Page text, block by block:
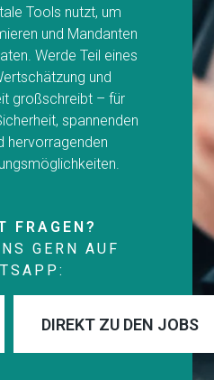
Tools nutzt, um
und Mandanten
Werde Teil eines
und
großschreibt – für
spannenden
hervorragenden
FRAGEN?
GERN AUF
DIREKT ZU DEN JOBS